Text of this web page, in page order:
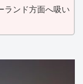
ランド方面へ吸い